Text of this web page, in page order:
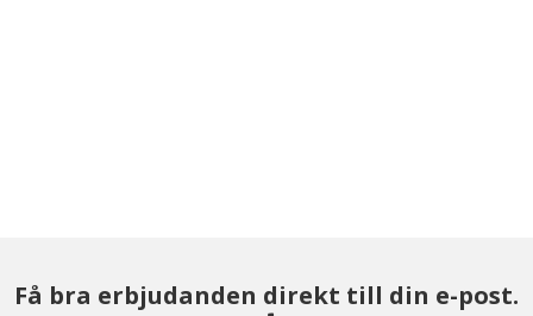
Få bra erbjudanden direkt till din e-post.